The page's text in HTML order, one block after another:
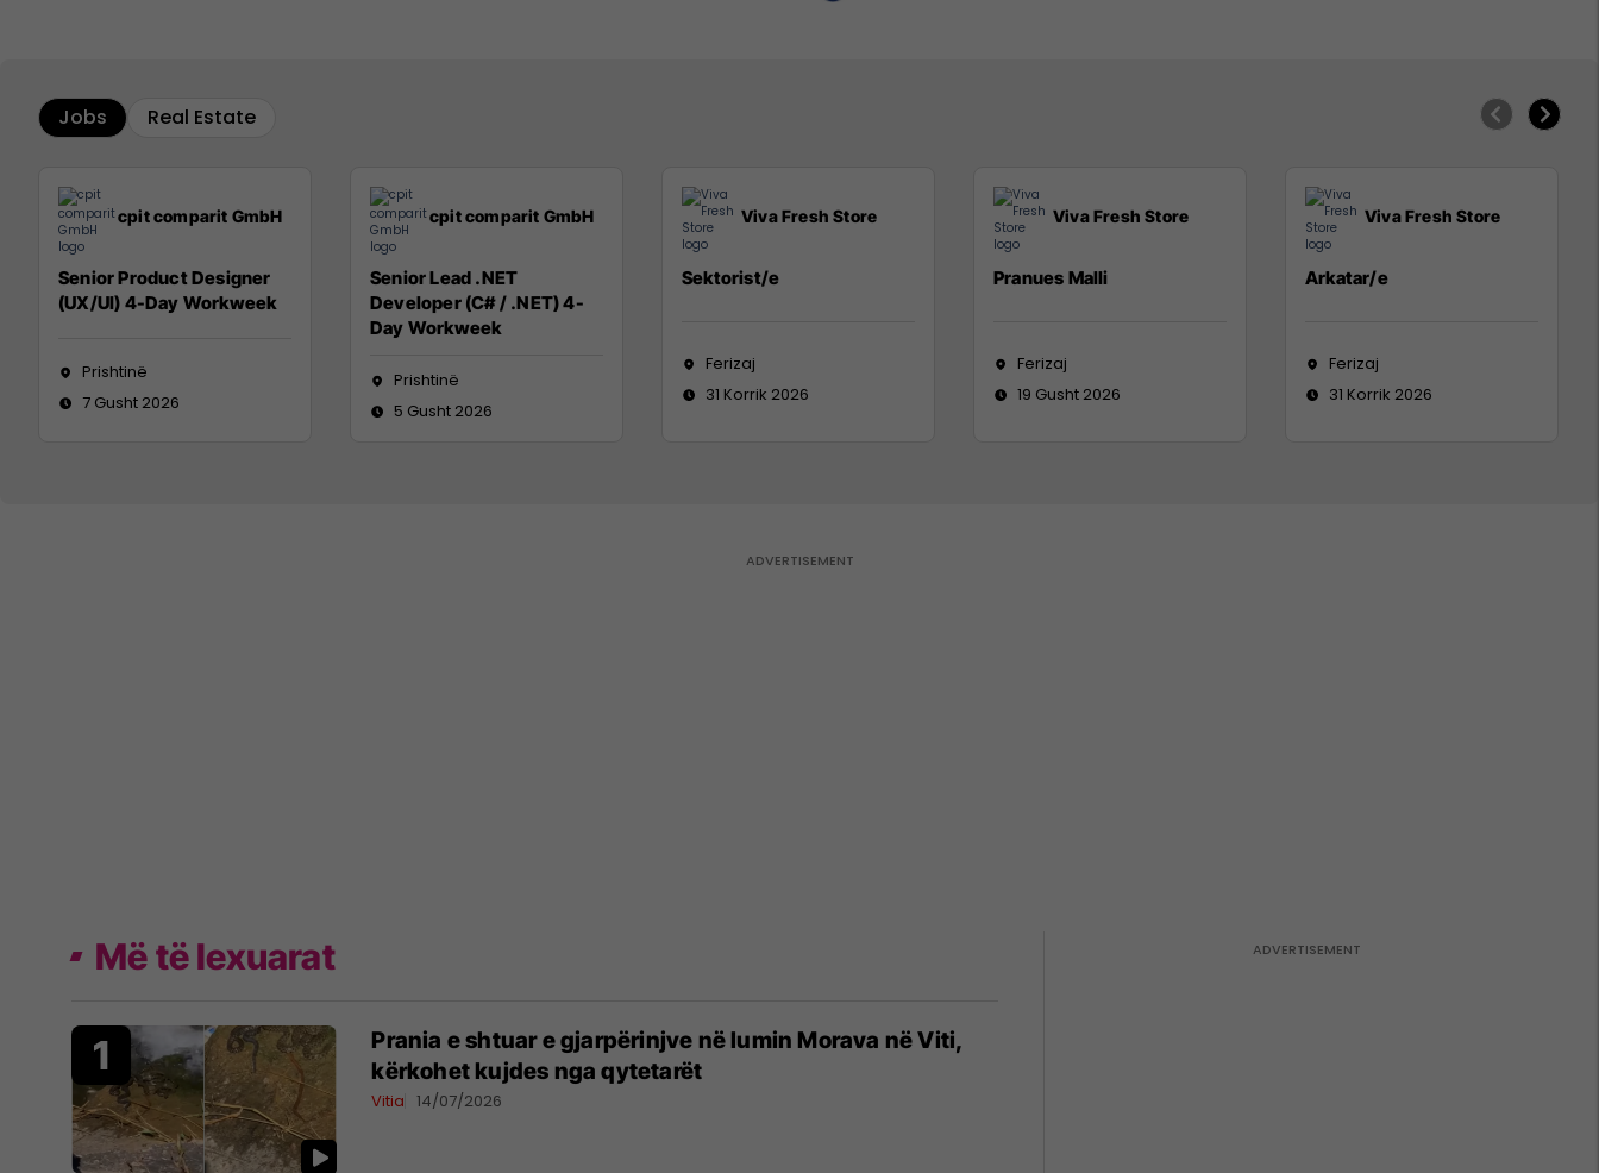
Jobs Real Estate
cpit comparit GmbH
Senior Product Designer
(UX/UI) 4-Day Workweek
Prishtinë
7 Gusht 2026
cpit comparit GmbH
Senior Lead .NET
Developer (C# / .NET) 4-
Day Workweek
Prishtinë
5 Gusht 2026
Viva Fresh Store
Sektorist/e
Ferizaj
31 Korrik 2026
Viva Fresh Store
Pranues Malli
Ferizaj
19 Gusht 2026
Viva Fresh Store
Arkatar/e
Ferizaj
31 Korrik 2026
Më të lexuarat
Prania e shtuar e gjarpërinjve në lumin Morava në Viti,
kërkohet kujdes nga qytetarët
Vitia 14/07/2026